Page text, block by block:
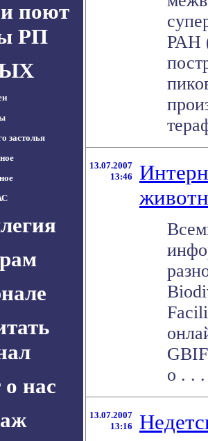
поют
РП
застолья
нас
РАН
13.07.2007
13:46
о . . .
13.07.2007
13:16